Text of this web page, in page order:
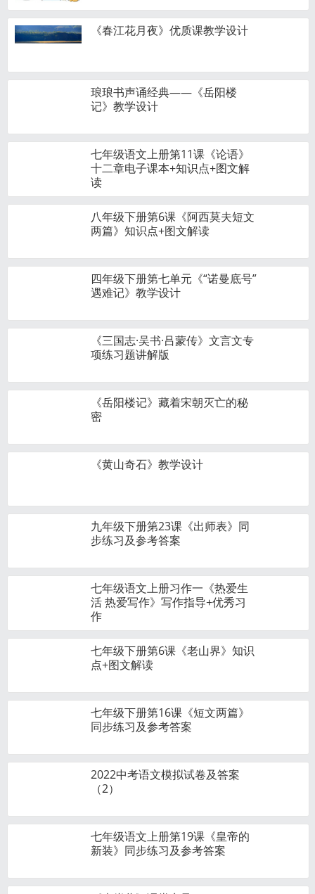
《春江花月夜》优质课教学设计
琅琅书声诵经典——《岳阳楼
记》教学设计
七年级语文上册第11课《论语》
十二章电子课本+知识点+图文解
读
八年级下册第6课《阿西莫夫短文
两篇》知识点+图文解读
四年级下册第七单元《“诺曼底号”
遇难记》教学设计
《三国志·吴书·吕蒙传》文言文专
项练习题讲解版
《岳阳楼记》藏着宋朝灭亡的秘
密
《黄山奇石》教学设计
九年级下册第23课《出师表》同
步练习及参考答案
七年级语文上册习作一《热爱生
活 热爱写作》写作指导+优秀习
作
七年级下册第6课《老山界》知识
点+图文解读
七年级下册第16课《短文两篇》
同步练习及参考答案
2022中考语文模拟试卷及答案
（2）
七年级语文上册第19课《皇帝的
新装》同步练习及参考答案